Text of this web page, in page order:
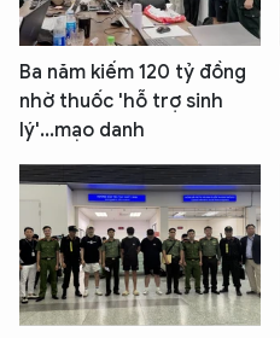
Ba năm kiếm 120 tỷ đồng
nhờ thuốc 'hỗ trợ sinh
lý'...mạo danh